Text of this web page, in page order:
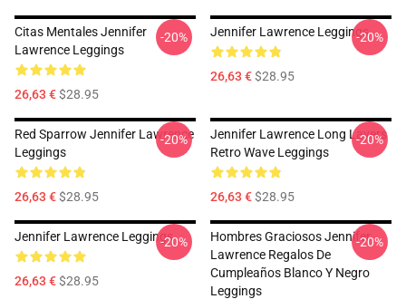
Citas Mentales Jennifer
Lawrence Leggings
26,63 €$28.95
-20% Jennifer Lawrence Leggings
26,63 €$28.95
-20%
Red Sparrow Jennifer Lawrence
Leggings
26,63 €$28.95
-20%
Jennifer Lawrence Long Layers
Retro Wave Leggings
26,63 €$28.95
-20%
Jennifer Lawrence Leggings
26,63 €$28.95
-20%
Hombres Graciosos Jennifer
Lawrence Regalos De
Cumpleaños Blanco Y Negro
Leggings
-20%